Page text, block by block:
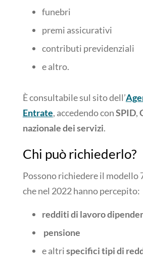
funebri
premi assicurativi
contributi previdenziali
e altro.
È consultabile sul sito dell’
Entrate, accedendo conSPID,
nazionale dei servizi.
Chi può richiederlo?
Possono richiedere il
che nel 2022 hanno percepito:
redditi di lavoro
pensione
e altrispecifici tipi di